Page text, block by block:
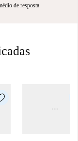
de resposta